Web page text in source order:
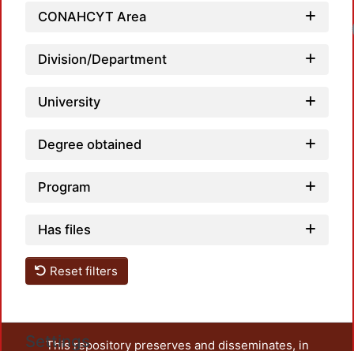
CONAHCYT Area
Division/Department
University
Degree obtained
Program
Has files
Reset filters
Settings
This repository preserves and disseminates, in